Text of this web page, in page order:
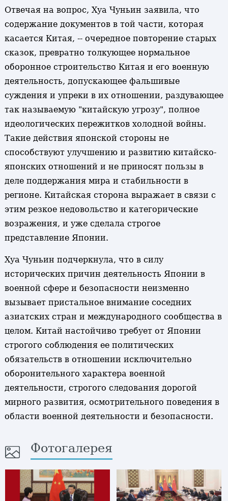
Отвечая на вопрос, Хуа Чуньин заявила, что
содержание документов в той части, которая
касается Китая, -- очередное повторение старых
сказок, превратно толкующее нормальное
оборонное строительство Китая и его военную
деятельность, допускающее фальшивые
суждения и упреки в их отношении, раздувающее
так называемую "китайскую угрозу", полное
идеологических пережитков холодной войны.
Такие действия японской стороны не
способствуют улучшению и развитию китайско-
японских отношений и не приносят пользы в
деле поддержания мира и стабильности в
регионе. Китайская сторона выражает в связи с
этим резкое недовольство и категорические
возражения, и уже сделала строгое
представление Японии.
Хуа Чуньин подчеркнула, что в силу
исторических причин деятельность Японии в
военной сфере и безопасности неизменно
вызывает пристальное внимание соседних
азиатских стран и международного сообщества в
целом. Китай настойчиво требует от Японии
строгого соблюдения ее политических
обязательств в отношении исключительно
оборонительного характера военной
деятельности, строгого следования дорогой
мирного развития, осмотрительного поведения в
области военной деятельности и безопасности.
Фотогалерея